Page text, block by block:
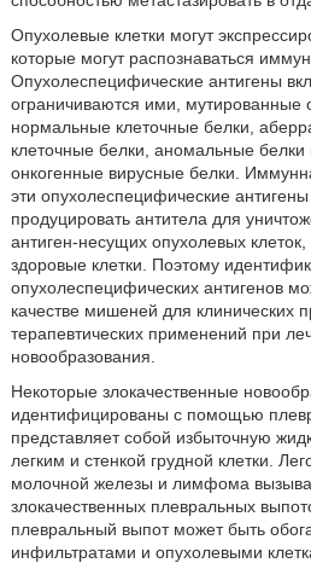
Опухолевые клетки могут
которые могут распознаваться
Опухолеспецифические антигены
ограничиваются ими, мутированные
нормальные клеточные белки,
клеточные белки, аномальные белки
онкогенные вирусные белки.
эти опухолеспецифические
продуцировать антитела для
антиген-несущих опухолевых
здоровые клетки. Поэтому
опухолеспецифических антигенов
качестве мишеней для клинических
терапевтических применений при
новообразования.
Некоторые злокачественные
идентифицированы с помощью
представляет собой избыточную
легким и стенкой грудной клетки.
молочной железы и лимфома
злокачественных плевральных
плевральный выпот может быть
инфильтратами и опухолевыми